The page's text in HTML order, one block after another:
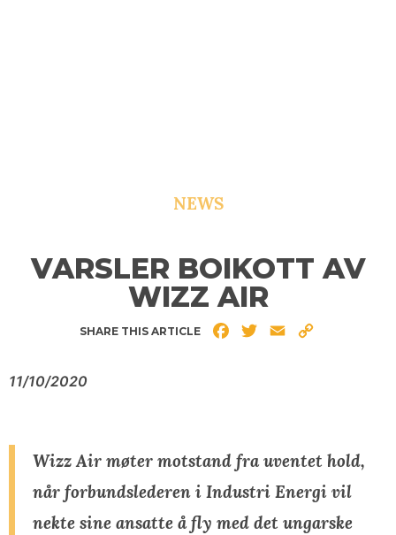
NEWS
VARSLER BOIKOTT AV
WIZZ AIR
SHARE THIS ARTICLE FacebookTwitterEmail
11/10/2020
Wizz Air møter motstand fra uventet hold,
når forbundslederen i Industri Energi vil
nekte sine ansatte å fly med det ungarske